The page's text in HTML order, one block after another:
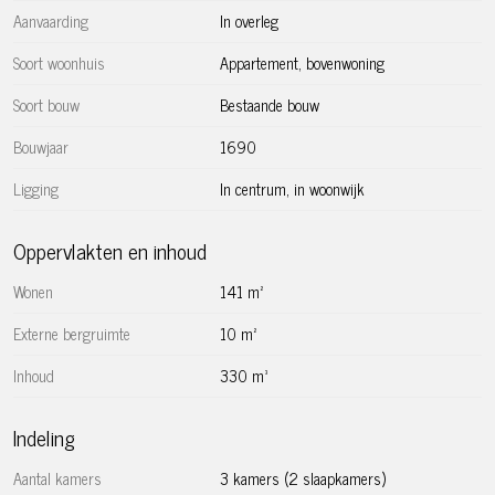
de Amstel en het prachtige theater Carré. Voor de
gelegen op 3 minuten lopen.
Bereikbaarheid:
tramhalte Keizersgracht ligt op nog geen minuut lopen.
lopen, waar diverse tramlijnen komen en gaan. Het
fietsen, centraler kan je bijna niet wonen.
Servicekosten:
stellen en te betalen.
Aanvaarding
In overleg
Soort woonhuis
Appartement, bovenwoning
Soort bouw
Bestaande bouw
Bouwjaar
1690
Ligging
In centrum, in woonwijk
Oppervlakten en inhoud
Wonen
141 m²
Externe bergruimte
10 m²
Inhoud
330 m³
Indeling
Aantal kamers 3 kamers (2 slaapkamers)